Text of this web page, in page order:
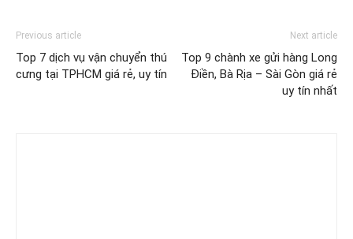
Previous article
Top 7 dịch vụ vận chuyển thú
cưng tại TPHCM giá rẻ, uy tín
Next article
Top 9 chành xe gửi hàng Long
Điền, Bà Rịa – Sài Gòn giá rẻ
uy tín nhất